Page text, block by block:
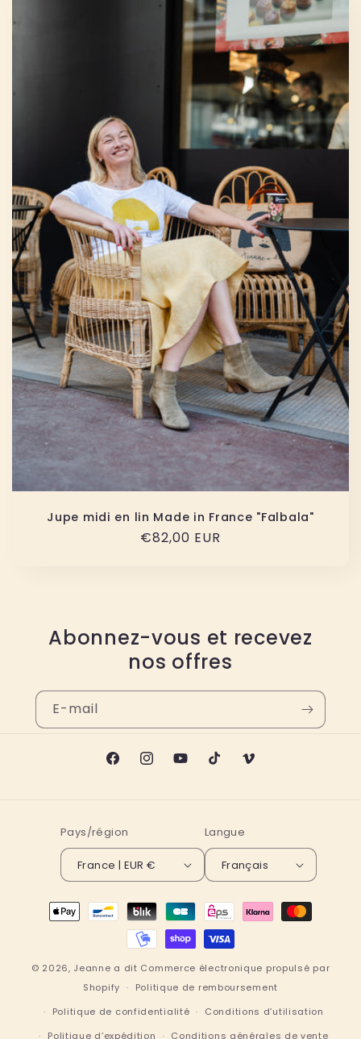
Jupe midi en lin Made in France "Falbala"
Prix
€82,00 EUR
Abonnez-vous et recevez
nos offres
E-mail
FacebookInstagramYouTubeTikTok Vimeo
Pays/région
France | EUR €
Langue
Français
Moyens
© 2026, Jeanne a dit Commerce électronique propulsé par
Shopify
Politique de remboursement
Politique de confidentialité
Conditions d’utilisation
Politique d’expédition
Conditions générales de vente